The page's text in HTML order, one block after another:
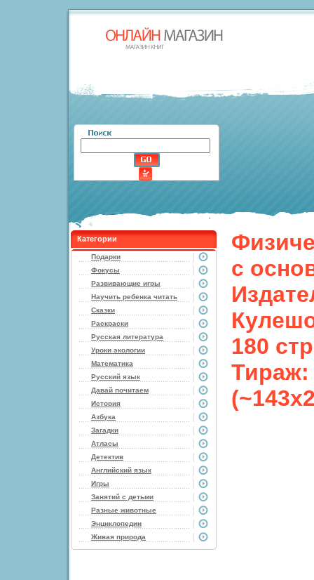
Категории
Подарки
Фокусы
Развивающие игры
Научить ребенка читать
Сказки
Раскраски
Русская литература
Уроки экологии
Математика
Русский язык
Давай почитаем
История
Азбука
Загадки
Атласы
Детектив
Английский язык
Игры
Занятий с детьми
Разные животные
Энциклопедии
Живая природа
с
180
Тираж: